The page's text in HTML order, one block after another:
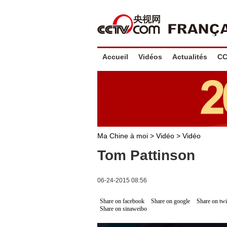
Accueil Vidéos Actualités
Ma Chine à moi > Vidéo > Vidéo
Tom Pattinson
06-24-2015 08:56
Share on facebook Share on google
Share on
Share on sinaweibo